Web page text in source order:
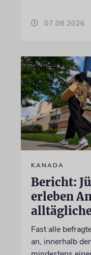
07.08.2026
KANADA
Bericht:
erleben
Fast alle
an, innerhalb